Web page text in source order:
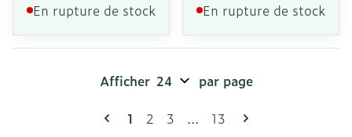
En rupture de stock En rupture de stock
Vous lisez actuellement la page
1 Page
2 Page
3 ... Page
13
Afficher par page